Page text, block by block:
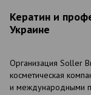
Кератин и
Украине
Организация Soller
косметическая
и международными